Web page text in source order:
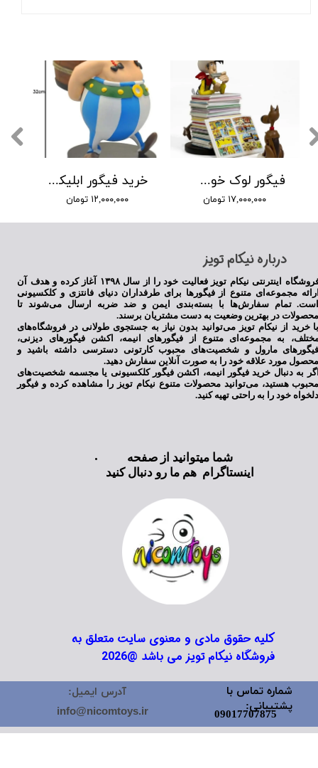
خرید فیگور ابلیکس برند پلستوی
۱۲,۰۰۰,۰۰۰ تومان
فیگور لوک خوش شانس برند plastoy اورجینال
۱۷,۰۰۰,۰۰۰ تومان
​درباره نیکام تویز
فروشگاه اینترنتی نیکام تویز فعالیت خود را از سال ۱۳۹۸ آغاز کرده و هدف آن
مجموعه‌ای متنوع از فیگورها برای طرفداران دنیای فانتزی و کلکسیونی
تمام سفارش‌ها با بسته‌بندی ایمن و ضد ضربه ارسال می‌شوند تا
در بهترین وضعیت به دست مشتریان برسند.
خرید از نیکام تویز می‌توانید بدون نیاز به جستجوی طولانی در فروشگاه‌های
به مجموعه‌ای متنوع از فیگورهای انیمه، اکشن فیگورهای دیزنی،
مارول و شخصیت‌های محبوب کارتونی دسترسی داشته باشید و
مورد علاقه خود را به صورت آنلاین سفارش دهید.
به دنبال خرید فیگور انیمه، اکشن فیگور کلکسیونی یا مجسمه شخصیت‌های
هستید، می‌توانید محصولات متنوع نیکام تویز را مشاهده کرده و فیگور
خود را به راحتی تهیه کنید.
کلیه حقوق مادی و معنوی سایت متعلق به
فروشگاه نیکام تویز می باشد @2026
شما میتوانید از صفحه
اینستاگرام هم ما رو دنبال کنید
شماره تماس با
پشتیبانی:
09017707875
آدرس ایمیل:
info@nicomtoys.ir